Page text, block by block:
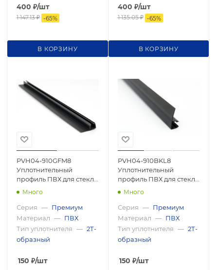
400 ₽/шт
1 147.13₽ -65%
В КОРЗИНУ
400 ₽/шт
1 135.05₽ -65%
В КОРЗИНУ
PVH04-910GFM8
Уплотнительный
профиль ПВХ для стекла
8 мм, 2500мм 8
Много
Серия — Премиум
Материал — ПВХ
Тип уплотнителя — 2Т-
образный
150 ₽/шт
PVH04-910BKL8
Уплотнительный
профиль ПВХ для стекла
8 мм, 2500мм
Много
Серия — Премиум
Материал — ПВХ
Тип уплотнителя — 2Т-
образный
150 ₽/шт